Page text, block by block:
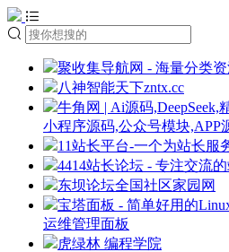
聚收集导航网 - 海量分类
八神智能天下zntx.cc
牛角网 | Ai源码,DeepSeek,
小程序源码,公众号模块,APP
11站长平台-一个为站长服
4414站长论坛 - 专注交流
东坝论坛全国社区家园网
宝塔面板 - 简单好用的
运维管理面板
虎绿林 编程学院